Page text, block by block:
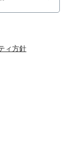
ィ方針